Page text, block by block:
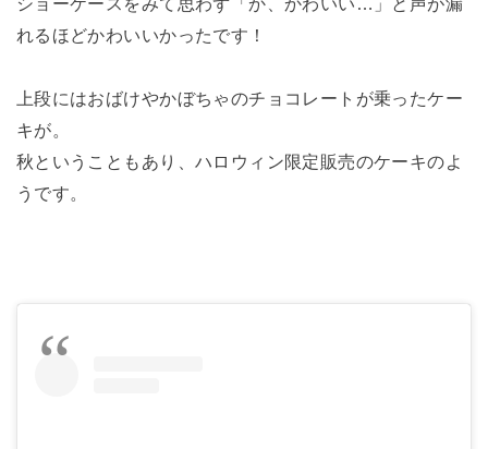
れるほどかわいいかったです！
上段にはおばけやかぼちゃのチョコレートが乗ったケー
キが。
秋ということもあり、ハロウィン限定販売のケーキのよ
うです。